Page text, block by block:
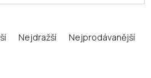
Nejdražší Nejprodávanější